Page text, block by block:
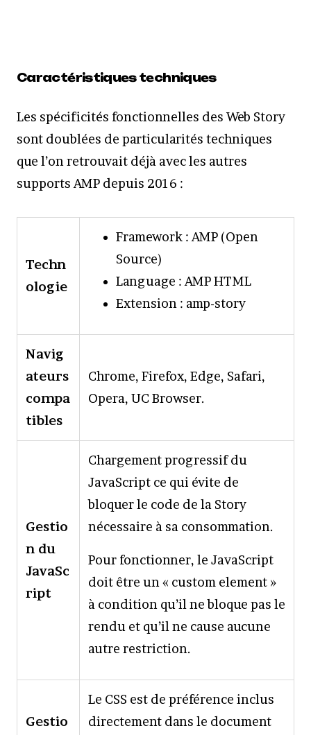
Caractéristiques techniques
Les spécificités fonctionnelles des Web Story
sont doublées de particularités techniques
que l’on retrouvait déjà avec les autres
supports AMP depuis 2016 :
Techn
ologie
Framework : AMP (Open
Source)
Language : AMP HTML
Extension : amp-story
Navig
ateurs
compa
tibles
Chrome, Firefox, Edge, Safari,
Opera, UC Browser.
Gestio
n du
JavaSc
ript
Chargement progressif du
JavaScript ce qui évite de
bloquer le code de la Story
nécessaire à sa consommation.
Pour fonctionner, le JavaScript
doit être un « custom element »
à condition qu’il ne bloque pas le
rendu et qu’il ne cause aucune
autre restriction.
Gestio
Le CSS est de préférence inclus
directement dans le document